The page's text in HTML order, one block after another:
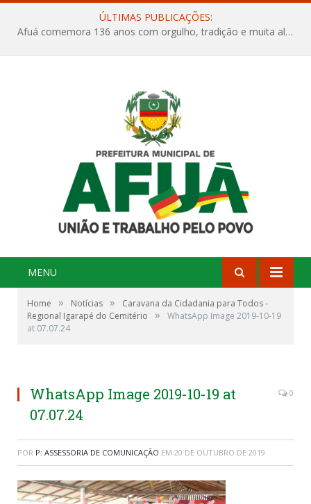
ÚLTIMAS PUBLICAÇÕES:
Afuá comemora 136 anos com orgulho, tradição e muita alegria na Quadra Dr. Nelson Salomão
MENU
Home » Notícias »
Caravana da Cidadania para Todos -
Regional Igarapé do Cemitério
»
WhatsApp Image 2019-10-19
at 07.07.24
WhatsApp Image 2019-10-19 at
07.07.24
0
POR P: ASSESSORIA DE COMUNICAÇÃO EM 20 DE OUTUBRO DE 2019